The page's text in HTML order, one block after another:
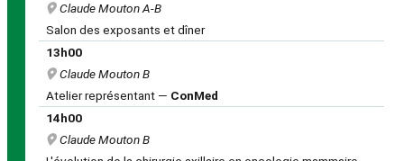
Claude Mouton A-B
Salon des exposants et dîner
13h00
Claude Mouton B
Atelier représentant — ConMed
14h00
Claude Mouton B